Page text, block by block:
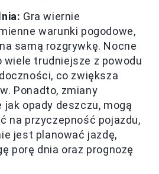
Gra wiernie
warunki pogodowe,
samą rozgrywkę. Nocne
wiele trudniejsze z powodu
co zwiększa
Ponadto, zmiany
jak opady deszczu, mogą
na przyczepność pojazdu,
jest planować jazdę,
porę dnia oraz prognozę